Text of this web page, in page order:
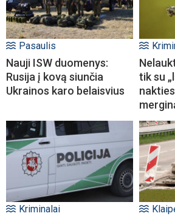
Pasaulis
Nauji ISW duomenys:
Rusija į kovą siunčia
Ukrainos karo belaisvius
tik su
Kriminalai